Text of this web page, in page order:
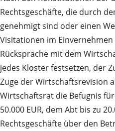
Rechtsgeschäfte, die durch
genehmigt sind oder einen
Visitationen im
Rücksprache mit dem
jedes Kloster festsetzen, der
Zuge der Wirtschaftsrevision
Wirtschaftsrat die Befugnis
50.000 EUR, dem Abt bis zu
Rechtsgeschäfte über den